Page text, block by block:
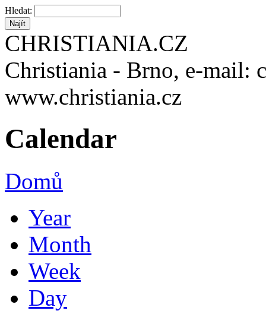
Hledat:
CHRISTIANIA.CZ
Christiania - Brno, e-mail:
www.christiania.cz
Calendar
Domů
Year
Month
Week
Day